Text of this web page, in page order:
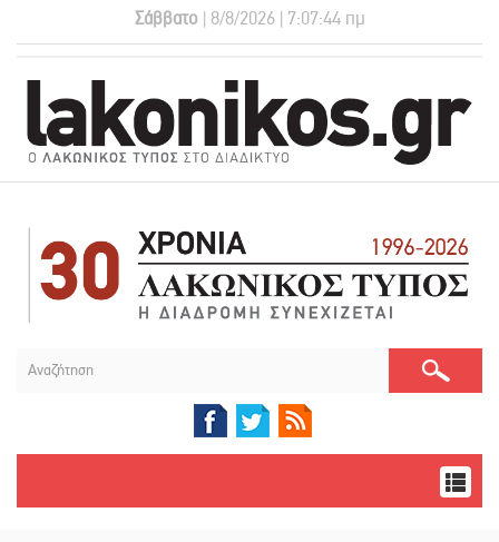
Σάββατο| 8/8/2026 | 7:07:45 πμ